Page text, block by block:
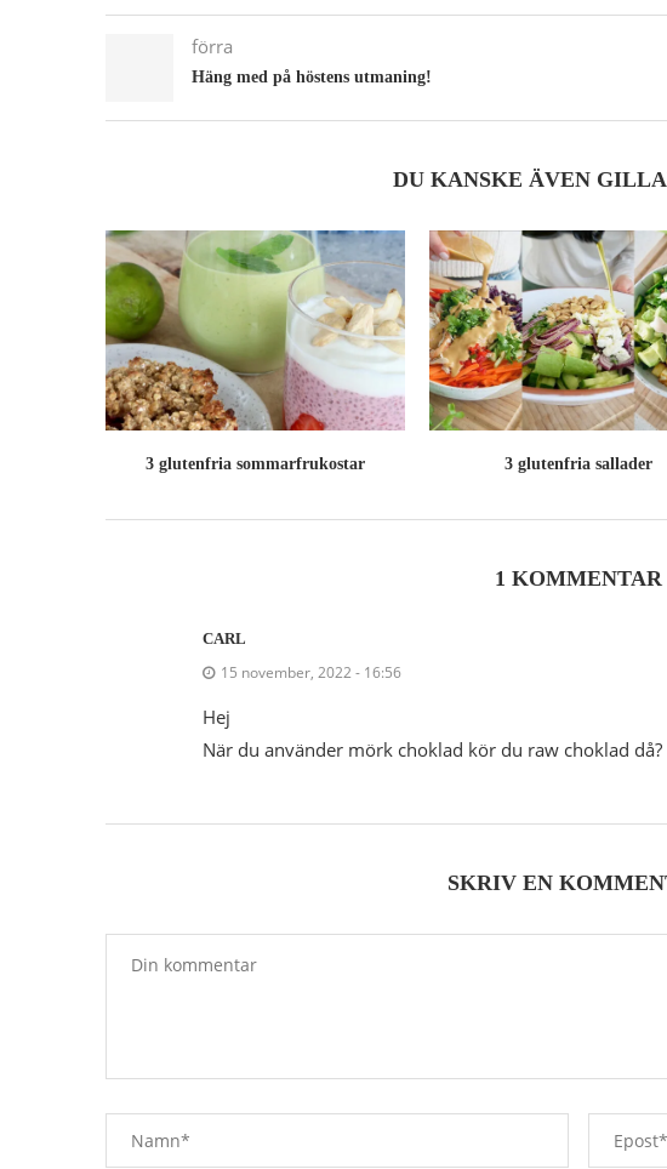
förra
Häng med på höstens utmaning!
DU KANSKE ÄVEN
3 glutenfria sommarfrukostar 3 glutenfria sallader
1 KOMMENTAR
CARL
15 november, 2022 - 16:56
Hej
När du använder mörk choklad kör du raw choklad då?
SKRIV EN